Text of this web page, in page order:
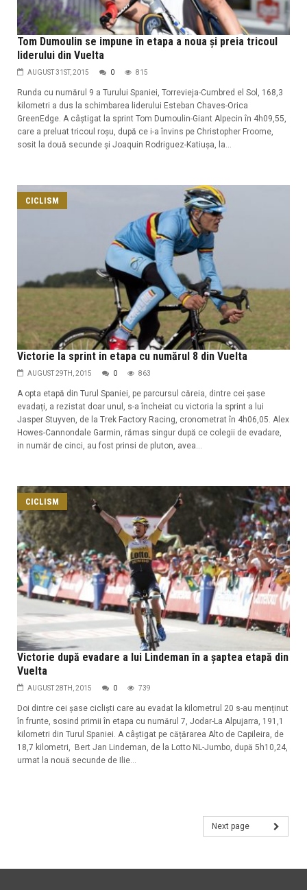
Tom Dumoulin se impune în etapa a noua și preia tricoul
liderului din Vuelta
AUGUST 31ST, 2015 0 815
Runda cu numărul 9 a Turului Spaniei, Torrevieja-Cumbred el Sol, 168,3
kilometri a dus la schimbarea liderului Esteban Chaves-Orica
GreenEdge. A câștigat la sprint Tom Dumoulin-Giant Alpecin în 4h09,55,
care a preluat tricoul roșu, după ce i-a învins pe Christopher Froome,
sosit la două secunde și Joaquin Rodriguez-Katiușa, la...
CICLISM
Victorie la sprint in etapa cu numărul 8 din Vuelta
AUGUST 29TH, 2015 0 863
A opta etapă din Turul Spaniei, pe parcursul căreia, dintre cei șase
evadați, a rezistat doar unul, s-a încheiat cu victoria la sprint a lui
Jasper Stuyven, de la Trek Factory Racing, cronometrat în 4h06,05. Alex
Howes-Cannondale Garmin, rămas singur după ce colegii de evadare,
in număr de cinci, au fost prinsi de pluton, avea...
CICLISM
Victorie după evadare a lui Lindeman în a șaptea etapă din
Vuelta
AUGUST 28TH, 2015 0 739
Doi dintre cei șase cicliști care au evadat la kilometrul 20 s-au menținut
în frunte, sosind primii în etapa cu numărul 7, Jodar-La Alpujarra, 191,1
kilometri din Turul Spaniei. A câștigat pe cățărarea Alto de Capileira, de
18,7 kilometri, Bert Jan Lindeman, de la Lotto NL-Jumbo, după 5h10,24,
urmat la nouă secunde de Ilie...
Next page